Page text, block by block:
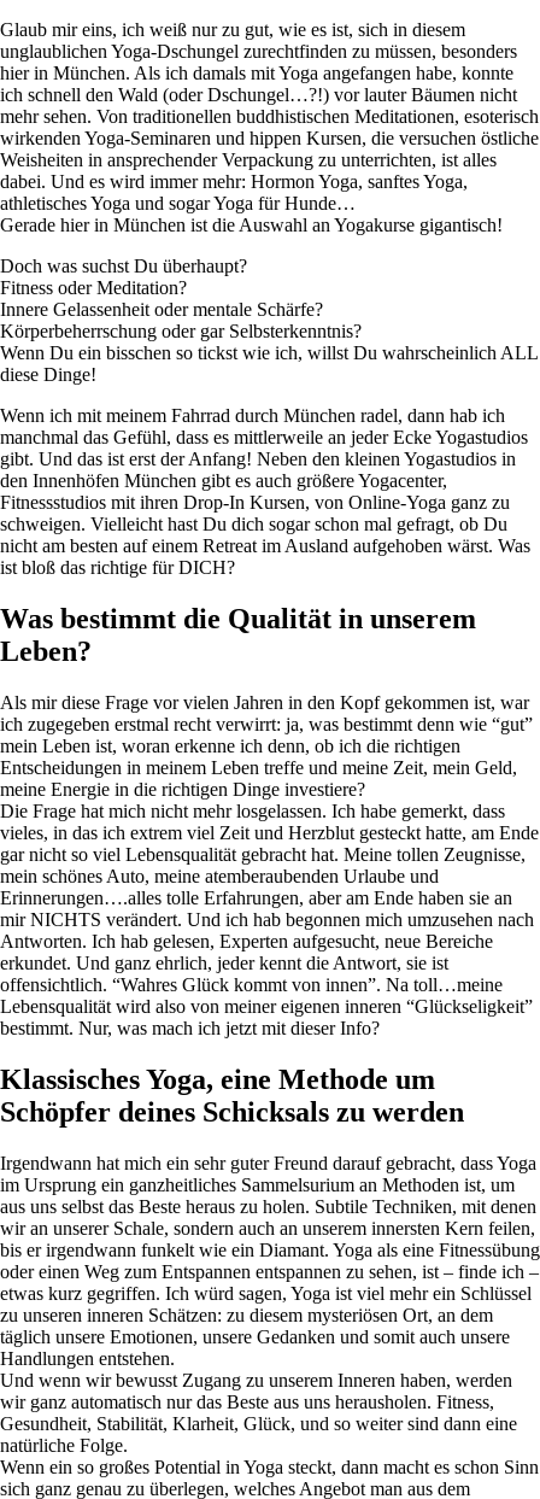
Glaub mir eins, ich weiß nur zu gut, wie es ist, sich in diesem
unglaublichen Yoga-Dschungel zurechtfinden zu müssen, besonders
hier in München. Als ich damals mit Yoga angefangen habe, konnte
ich schnell den Wald (oder Dschungel…?!) vor lauter Bäumen nicht
mehr sehen. Von traditionellen buddhistischen Meditationen, esoterisch
wirkenden Yoga-Seminaren und hippen Kursen, die versuchen östliche
Weisheiten in ansprechender Verpackung zu unterrichten, ist alles
dabei. Und es wird immer mehr: Hormon Yoga, sanftes Yoga,
athletisches Yoga und sogar Yoga für Hunde…
Gerade hier in München ist die Auswahl an Yogakurse gigantisch!
Doch was suchst Du überhaupt?
Fitness oder Meditation?
Innere Gelassenheit oder mentale Schärfe?
Körperbeherrschung oder gar Selbsterkenntnis?
Wenn Du ein bisschen so tickst wie ich, willst Du wahrscheinlich ALL
diese Dinge!
Wenn ich mit meinem Fahrrad durch München radel, dann hab ich
manchmal das Gefühl, dass es mittlerweile an jeder Ecke Yogastudios
gibt. Und das ist erst der Anfang! Neben den kleinen Yogastudios in
den Innenhöfen München gibt es auch größere Yogacenter,
Fitnessstudios mit ihren Drop-In Kursen, von Online-Yoga ganz zu
schweigen. Vielleicht hast Du dich sogar schon mal gefragt, ob Du
nicht am besten auf einem Retreat im Ausland aufgehoben wärst. Was
ist bloß das richtige für DICH?
Was bestimmt die Qualität in unserem
Leben?
Als mir diese Frage vor vielen Jahren in den Kopf gekommen ist, war
ich zugegeben erstmal recht verwirrt: ja, was bestimmt denn wie “gut”
mein Leben ist, woran erkenne ich denn, ob ich die richtigen
Entscheidungen in meinem Leben treffe und meine Zeit, mein Geld,
meine Energie in die richtigen Dinge investiere?
Die Frage hat mich nicht mehr losgelassen. Ich habe gemerkt, dass
vieles, in das ich extrem viel Zeit und Herzblut gesteckt hatte, am Ende
gar nicht so viel Lebensqualität gebracht hat. Meine tollen Zeugnisse,
mein schönes Auto, meine atemberaubenden Urlaube und
Erinnerungen….alles tolle Erfahrungen, aber am Ende haben sie an
mir NICHTS verändert. Und ich hab begonnen mich umzusehen nach
Antworten. Ich hab gelesen, Experten aufgesucht, neue Bereiche
erkundet. Und ganz ehrlich, jeder kennt die Antwort, sie ist
offensichtlich. “Wahres Glück kommt von innen”. Na toll…meine
Lebensqualität wird also von meiner eigenen inneren “Glückseligkeit”
bestimmt. Nur, was mach ich jetzt mit dieser Info?
Klassisches Yoga, eine Methode um
Schöpfer deines Schicksals zu werden
Irgendwann hat mich ein sehr guter Freund darauf gebracht, dass Yoga
im Ursprung ein ganzheitliches Sammelsurium an Methoden ist, um
aus uns selbst das Beste heraus zu holen. Subtile Techniken, mit denen
wir an unserer Schale, sondern auch an unserem innersten Kern feilen,
bis er irgendwann funkelt wie ein Diamant. Yoga als eine Fitnessübung
oder einen Weg zum Entspannen entspannen zu sehen, ist – finde ich –
etwas kurz gegriffen. Ich würd sagen, Yoga ist viel mehr ein Schlüssel
zu unseren inneren Schätzen: zu diesem mysteriösen Ort, an dem
täglich unsere Emotionen, unsere Gedanken und somit auch unsere
Handlungen entstehen.
Und wenn wir bewusst Zugang zu unserem Inneren haben, werden
wir ganz automatisch nur das Beste aus uns herausholen. Fitness,
Gesundheit, Stabilität, Klarheit, Glück, und so weiter sind dann eine
natürliche Folge.
Wenn ein so großes Potential in Yoga steckt, dann macht es schon Sinn
sich ganz genau zu überlegen, welches Angebot man aus dem